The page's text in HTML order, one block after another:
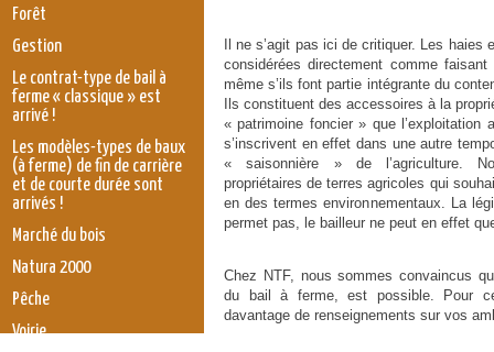
Il ne s’agit pas ici de critiquer. Les haies
considérées directement comme faisant
même s’ils font partie intégrante du
Ils constituent des accessoires à la
« patrimoine foncier » que l’exploitation
s’inscrivent en effet dans une autre
« saisonnière » de l’agriculture.
propriétaires de terres agricoles qui
en des termes environnementaux. La
permet pas, le bailleur ne peut en effet
Chez NTF, nous sommes convaincus
du bail à ferme, est possible. Pour
davantage de renseignements sur vos
Forêt
Gestion
Le contrat-type de bail à
ferme « classique » est
arrivé !
Les modèles-types de baux
(à ferme) de fin de carrière
et de courte durée sont
arrivés !
Marché du bois
Natura 2000
Pêche
Voirie